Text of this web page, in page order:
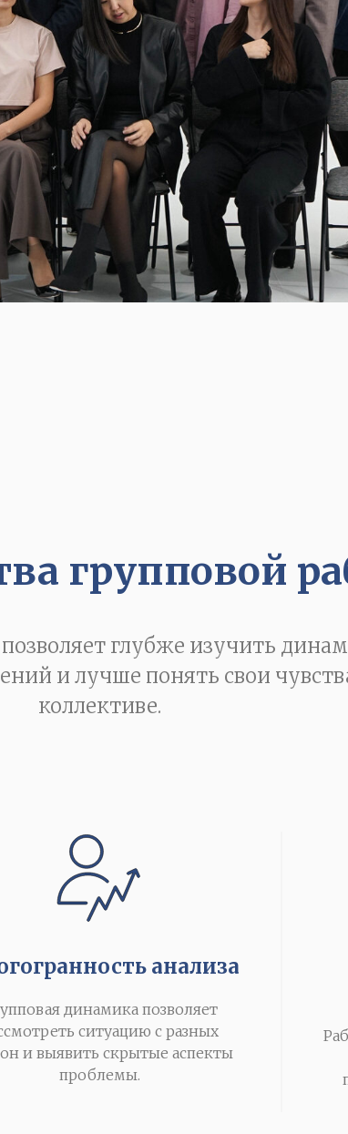
групповой
глубже изучить
и лучше понять свои
коллективе.
анализа
динамика позволяет
ситуацию с разных
и выявить скрытые аспекты
проблемы.